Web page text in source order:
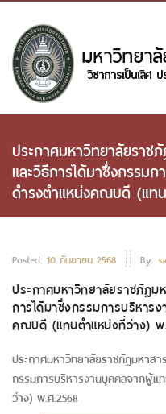
ประกาศมหาวิทยาลัยราช
และวิธีการได้มาซึ่งกรรม
ดำรงตำแหน่งคณบดี (แท
Posted: 10 กันยายน 2568 By:
ประกาศมหาวิทยาลัยราชภัฎม
การได้มาซึ่งกรรมการบริหา
คณบดี (แทนตำแหน่งที่ว่าง) พ
ประกาศมหาวิทยาลัยราชภัฎมหาส
กรรมการบริหารงานบุคคลจากผู้
ว่าง) พ.ศ.2568